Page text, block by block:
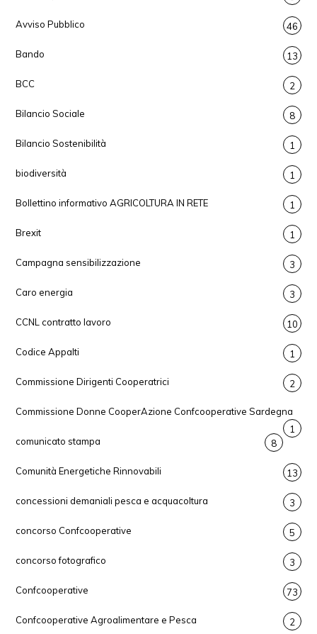
Avviso Pubblico 46
Bando 13
BCC 2
Bilancio Sociale 8
Bilancio Sostenibilità 1
biodiversità 1
Bollettino informativo AGRICOLTURA IN RETE 1
Brexit 1
Campagna sensibilizzazione 3
Caro energia 3
CCNL contratto lavoro 10
Codice Appalti 1
Commissione Dirigenti Cooperatrici 2
Commissione Donne CooperAzione Confcooperative Sardegna
1
comunicato stampa
8
Comunità Energetiche Rinnovabili 13
concessioni demaniali pesca e acquacoltura 3
concorso Confcooperative 5
concorso fotografico 3
Confcooperative 73
Confcooperative Agroalimentare e Pesca 2